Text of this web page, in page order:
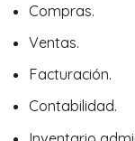
Compras.
Ventas.
Facturación.
Contabilidad.